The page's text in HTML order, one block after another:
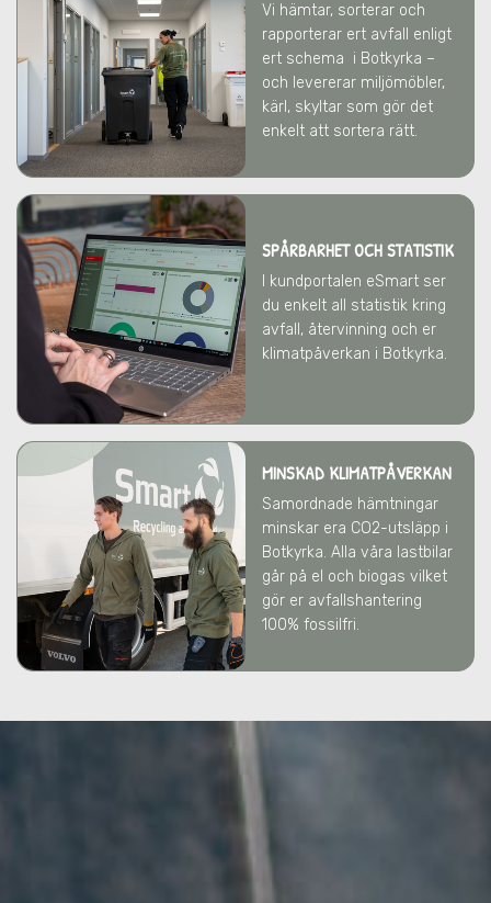
Vi hämtar, sorterar och
rapporterar ert avfall enligt
ert schema i Botkyrka –
och levererar miljömöbler,
kärl, skyltar som gör det
enkelt att sortera rätt.
SPÅRBARHET OCH STATISTIK
I kundportalen eSmart ser
du enkelt all statistik kring
avfall, återvinning och er
klimatpåverkan i Botkyrka.
MINSKAD KLIMATPÅVERKAN
Samordnade hämtningar
minskar era CO2-utsläpp i
Botkyrka. Alla våra lastbilar
går på el och biogas vilket
gör er avfallshantering
100% fossilfri.